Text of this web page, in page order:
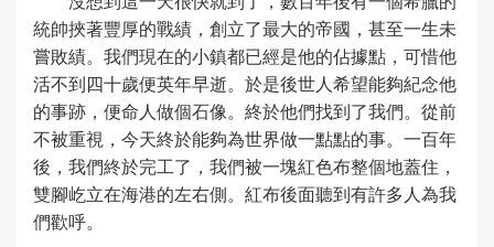
統帥挾著豐厚的戰績，創立了最大的帝國，甚至一生未
嘗敗績。我們現在的小鎮都已經是他的佔據點，可惜他
活不到四十歲便英年早逝。於是後世人希望能夠紀念他
的事跡，便命人做個石像。終於他們找到了我們。從前
不被重視，今天終於能夠為世界做一點點的事。一百年
後，我們終於完工了，我們被一塊紅色布整個地蓋住，
雙腳屹立在海港的左右側。紅布後面聽到有許多人為我
們歡呼。